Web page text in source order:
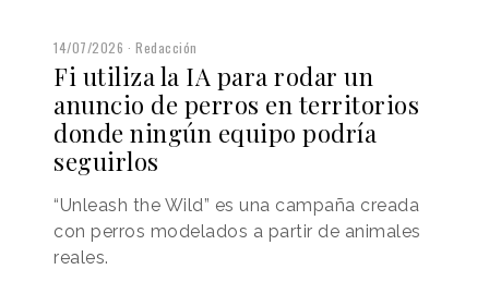
14/07/2026 Redacción
Fi utiliza la IA para rodar un
anuncio de perros en territorios
donde ningún equipo podría
seguirlos
“Unleash the Wild” es una campaña creada
con perros modelados a partir de animales
reales.